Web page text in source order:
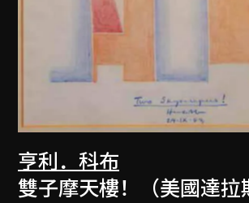
亨利．科布
雙子摩天樓！（美國達拉